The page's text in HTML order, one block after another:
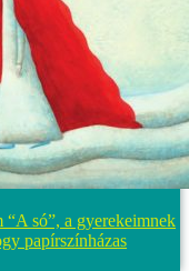
só”, a gyerekeimnek
papírszínházas